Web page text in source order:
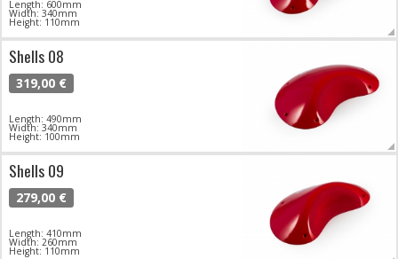
Length: 600mm
Width: 340mm
Height: 110mm
Shells 08
319,00 €
Length: 490mm
Width: 340mm
Height: 100mm
Shells 09
279,00 €
Length: 410mm
Width: 260mm
Height: 110mm